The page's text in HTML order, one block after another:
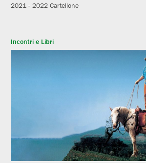
2021 - 2022 Cartellone
Incontri e Libri